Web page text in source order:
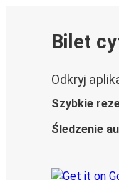
Bilet
Odkryj
Szybkie
Śledzenie